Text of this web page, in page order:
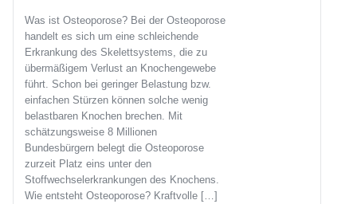
Was ist Osteoporose? Bei der Osteoporose
handelt es sich um eine schleichende
Erkrankung des Skelettsystems, die zu
übermäßigem Verlust an Knochengewebe
führt. Schon bei geringer Belastung bzw.
einfachen Stürzen können solche wenig
belastbaren Knochen brechen. Mit
schätzungsweise 8 Millionen
Bundesbürgern belegt die Osteoporose
zurzeit Platz eins unter den
Stoffwechselerkrankungen des Knochens.
Wie entsteht Osteoporose? Kraftvolle […]